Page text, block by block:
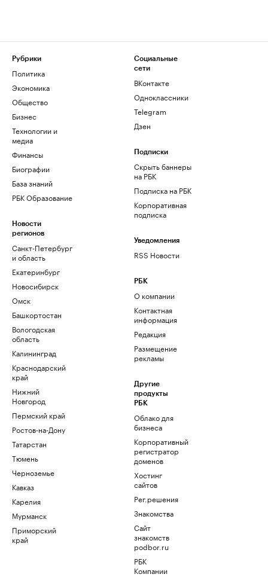
Рубрики
Политика
Экономика
Общество
Бизнес
Технологии и
медиа
Финансы
Биографии
База знаний
РБК Образование
Новости
регионов
Санкт-Петербург
и область
Екатеринбург
Новосибирск
Омск
Башкортостан
Вологодская
область
Калининград
Краснодарский
край
Нижний
Новгород
Пермский край
Ростов-на-Дону
Татарстан
Тюмень
Черноземье
Кавказ
Карелия
Мурманск
Приморский
край
Социальные
сети
ВКонтакте
Одноклассники
Telegram
Дзен
Подписки
Скрыть баннеры
на РБК
Подписка на РБК
Корпоративная
подписка
Уведомления
RSS Новости
РБК
О компании
Контактная
информация
Редакция
Размещение
рекламы
Другие
продукты
РБК
Облако для
бизнеса
Корпоративный
регистратор
доменов
Хостинг
сайтов
Рег.решения
Знакомства
Сайт
знакомств
podbor.ru
РБК
Компании